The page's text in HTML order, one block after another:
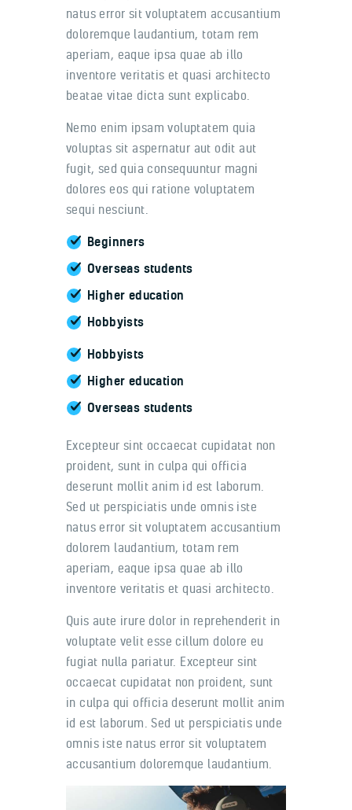
natus error sit voluptatem accusantium
doloremque laudantium, totam rem
aperiam, eaque ipsa quae ab illo
inventore veritatis et quasi architecto
beatae vitae dicta sunt explicabo.
Nemo enim ipsam voluptatem quia
voluptas sit aspernatur aut odit aut
fugit, sed quia consequuntur magni
dolores eos qui ratione voluptatem
sequi nesciunt.
Beginners
Overseas students
Higher education
Hobbyists
Hobbyists
Higher education
Overseas students
Excepteur sint occaecat cupidatat non
proident, sunt in culpa qui officia
deserunt mollit anim id est laborum.
Sed ut perspiciatis unde omnis iste
natus error sit voluptatem accusantium
dolorem laudantium, totam rem
aperiam, eaque ipsa quae ab illo
inventore veritatis et quasi architecto.
Quis aute irure dolor in reprehenderit in
voluptate velit esse cillum dolore eu
fugiat nulla pariatur. Excepteur sint
occaecat cupidatat non proident, sunt
in culpa qui officia deserunt mollit anim
id est laborum. Sed ut perspiciatis unde
omnis iste natus error sit voluptatem
accusantium doloremque laudantium.